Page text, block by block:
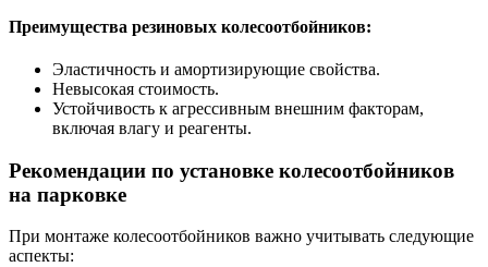
Преимущества резиновых колесоотбойников:
Эластичность и амортизирующие свойства.
Невысокая стоимость.
Устойчивость к агрессивным внешним факторам,
включая влагу и реагенты.
Рекомендации по установке колесоотбойников
на парковке
При монтаже колесоотбойников важно учитывать следующие
аспекты: